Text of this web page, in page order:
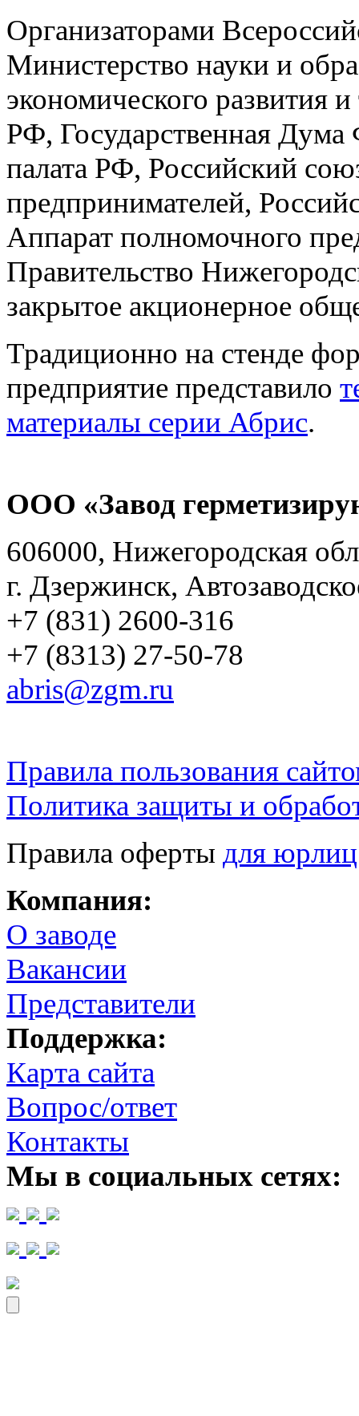
Организаторами
Министерство науки и
экономического
РФ, Государственная
палата РФ, Российский
предпринимателей,
Аппарат полномочного
Правительство
закрытое акционерное
Традиционно на стенде
предприятие представило
материалы серии Абрис.
ООО «Завод
606000, Нижегородская
г. Дзержинск,
+7 (831) 2600-316
+7 (8313) 27-50-78
abris@zgm.ru
Правила пользования
Политика защиты и
Правила оферты для
Компания:
О заводе
Вакансии
Представители
Поддержка:
Карта сайта
Вопрос/ответ
Контакты
Мы в социальных сетях: